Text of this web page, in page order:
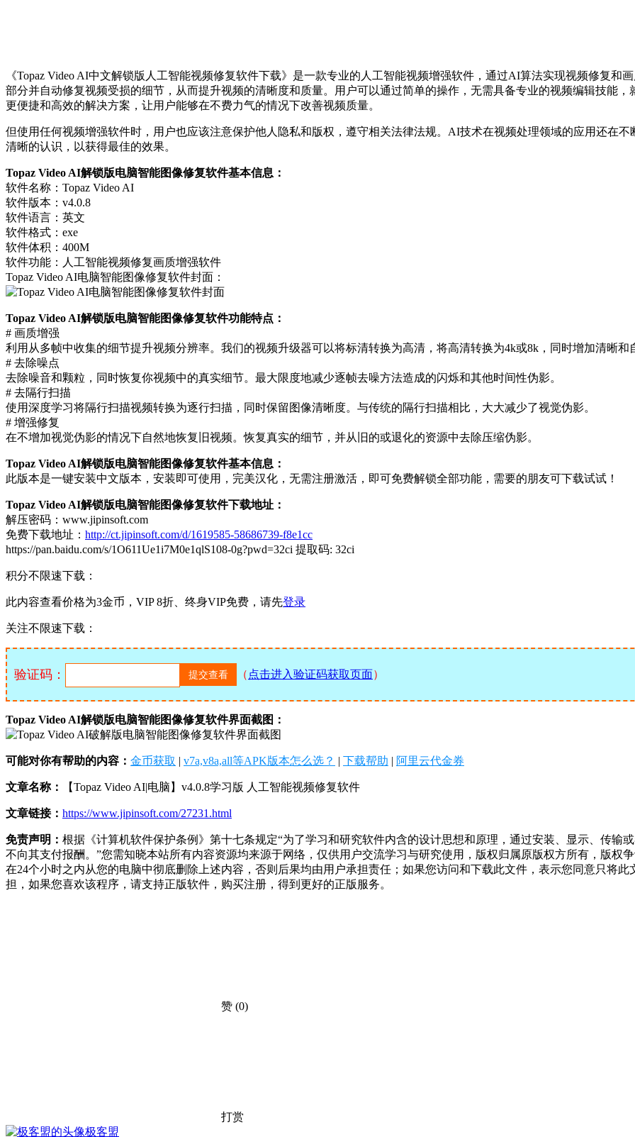
《Topaz Video AI中文解锁版人工智能视频修复软件下载》是一款专业的人工智能视频增强软件，通过AI算法实现视频修复和
部分并自动修复视频受损的细节，从而提升视频的清晰度和质量。用户可以通过简单的操作，无需具备专业的视频编辑技能
更便捷和高效的解决方案，让用户能够在不费力气的情况下改善视频质量。
但使用任何视频增强软件时，用户也应该注意保护他人隐私和版权，遵守相关法律法规。AI技术在视频处理领域的应用还在
清晰的认识，以获得最佳的效果。
Topaz Video AI解锁版电脑智能图像修复软件基本信息：
软件名称：Topaz Video AI
软件版本：v4.0.8
软件语言：英文
软件格式：exe
软件体积：400M
软件功能：人工智能视频修复画质增强软件
Topaz Video AI电脑智能图像修复软件封面：
Topaz Video AI解锁版电脑智能图像修复软件功能特点：
# 画质增强
利用从多帧中收集的细节提升视频分辨率。我们的视频升级器可以将标清转换为高清，将高清转换为4k或8k，同时增加清晰和
# 去除噪点
去除噪音和颗粒，同时恢复你视频中的真实细节。最大限度地减少逐帧去噪方法造成的闪烁和其他时间性伪影。
# 去隔行扫描
使用深度学习将隔行扫描视频转换为逐行扫描，同时保留图像清晰度。与传统的隔行扫描相比，大大减少了视觉伪影。
# 增强修复
在不增加视觉伪影的情况下自然地恢复旧视频。恢复真实的细节，并从旧的或退化的资源中去除压缩伪影。
Topaz Video AI解锁版电脑智能图像修复软件基本信息：
此版本是一键安装中文版本，安装即可使用，完美汉化，无需注册激活，即可免费解锁全部功能，需要的朋友可下载试试！
Topaz Video AI解锁版电脑智能图像修复软件下载地址：
解压密码：www.jipinsoft.com
免费下载地址： http://ct.jipinsoft.com/d/1619585-58686739-f8e1cc
https://pan.baidu.com/s/1O611Ue1i7M0e1qlS108-0g?pwd=32ci 提取码: 32ci
积分不限速下载：
此内容查看价格为3金币，VIP 8折、终身VIP免费，请先登录
关注不限速下载：
验证码： （ 点击进入验证码获取页面）
Topaz Video AI解锁版电脑智能图像修复软件界面截图：
可能对你有帮助的内容： 金币获取 | v7a,v8a,all等APK版本怎么选？ | 下载帮助 | 阿里云代金券
文章名称： 【Topaz Video AI|电脑】v4.0.8学习版 人工智能视频修复软件
文章链接： https://www.jipinsoft.com/27231.html
免责声明： 根据《计算机软件保护条例》第十七条规定“为了学习和研究软件内含的设计思想和原理，通过安装、显示、传输
不向其支付报酬。”您需知晓本站所有内容资源均来源于网络，仅供用户交流学习与研究使用，版权归属原版权方所有，版权
在24个小时之内从您的电脑中彻底删除上述内容，否则后果均由用户承担责任；如果您访问和下载此文件，表示您同意只将
担，如果您喜欢该程序，请支持正版软件，购买注册，得到更好的正版服务。
赞 (0)
打赏
极客盟